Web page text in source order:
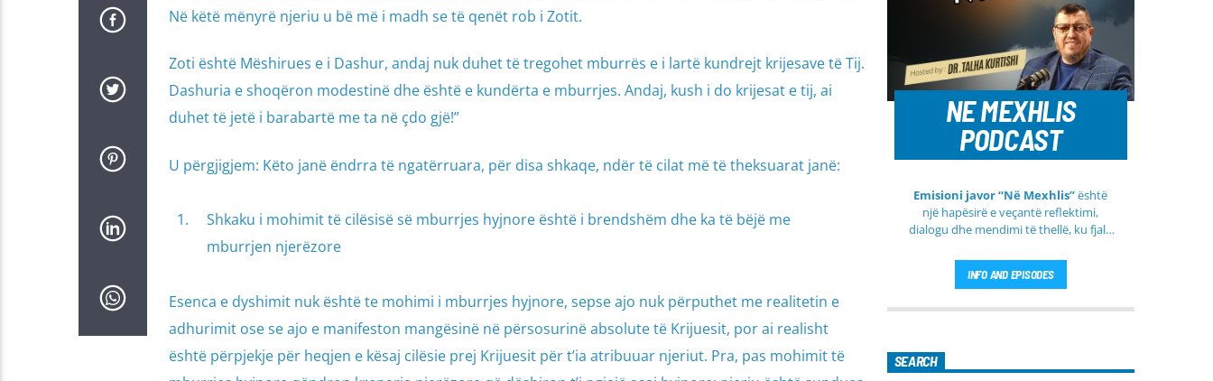
Në këtë mënyrë njeriu u bë më i madh se të qenët rob i Zotit.
Zoti është Mëshirues e i Dashur, andaj nuk duhet të tregohet mburrës e i lartë kundrejt krijesave të Tij.
Dashuria e shoqëron modestinë dhe është e kundërta e mburrjes. Andaj, kush i do krijesat e tij, ai
duhet të jetë i barabartë me ta në çdo gjë!”
U përgjigjem: Këto janë ëndrra të ngatërruara, për disa shkaqe, ndër të cilat më të theksuarat janë:
Shkaku i mohimit të cilësisë së mburrjes hyjnore është i brendshëm dhe ka të bëjë me
mburrjen njerëzore
Esenca e dyshimit nuk është te mohimi i mburrjes hyjnore, sepse ajo nuk përputhet me realitetin e
adhurimit ose se ajo e manifeston mangësinë në përsosurinë absolute të Krijuesit, por ai realisht
është përpjekje për heqjen e kësaj cilësie prej Krijuesit për t’ia atribuuar njeriut. Pra, pas mohimit të
NE MEXHLIS
PODCAST
Emisioni javor “Në Mexhlis”është
një hapësirë e veçantë reflektimi,
dialogu dhe mendimi të thellë, ku fjala
kuptim të veçantë. Ky emision
transmetohetdrejtpërdrejt çdo të
formë komunikimi të hapur, të qetë
INFO AND EPISODES
SEARCH